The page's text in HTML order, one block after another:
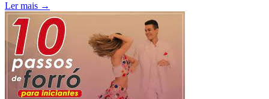
Ler mais →